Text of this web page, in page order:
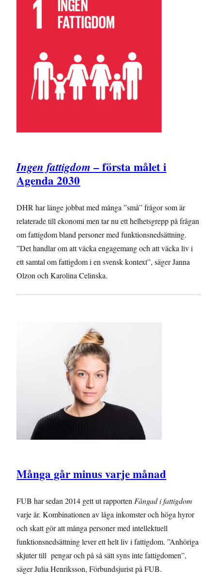
Ingen fattigdom– första målet i
Agenda 2030
DHR har länge jobbat med många ”små” frågor som är
relaterade till ekonomi men tar nu ett helhetsgrepp på frågan
om fattigdom bland personer med funktionsnedsättning.
”Det handlar om att väcka engagemang och att väcka liv i
ett samtal om fattigdom i en svensk kontext”, säger Janna
Olzon och Karolina Celinska.
Många går minus varje månad
FUB har sedan 2014 gett ut rapporten Fångad i fattigdom
varje år. Kombinationen av låga inkomster och höga hyror
och skatt gör att många personer med intellektuell
funktionsnedsättning lever ett helt liv i fattigdom. ”Anhöriga
skjuter till pengar och på så sätt syns inte fattigdomen”,
säger Julia Henriksson, Förbundsjurist på FUB.